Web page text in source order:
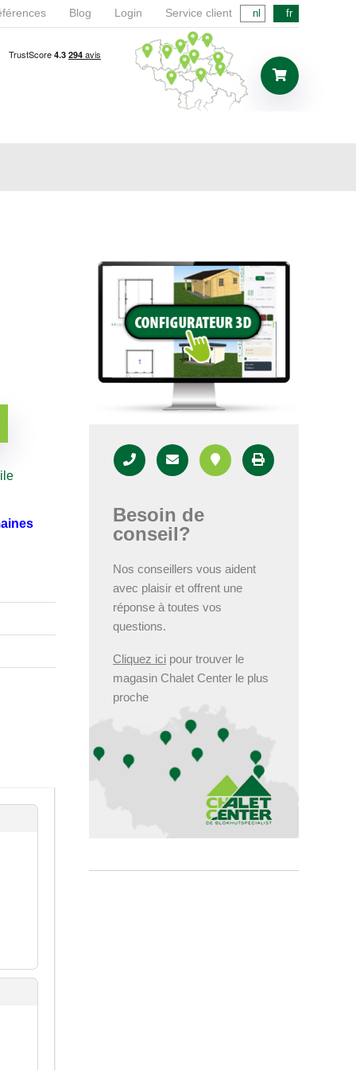
Blog Login Service client nl fr
Besoin de
conseil?
Nos conseillers vous aident
avec plaisir et offrent une
réponse à toutes vos
questions.
Cliquez ici pour trouver le
magasin Chalet Center le plus
proche